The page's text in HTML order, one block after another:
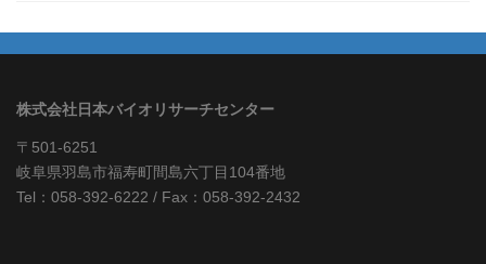
株式会社日本バイオリサーチセンター
〒501-6251
岐阜県羽島市福寿町間島六丁目104番地
Tel：058-392-6222 / Fax：058-392-2432